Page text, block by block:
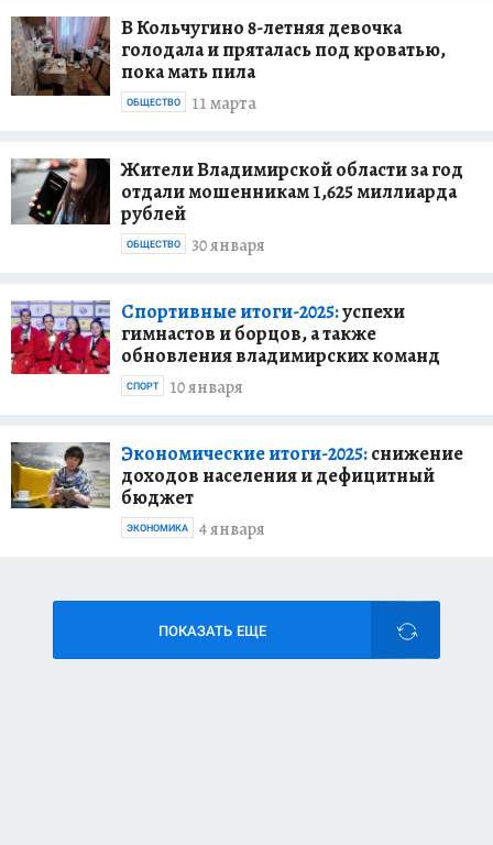
В Кольчугино 8-летняя девочка
голодала и пряталась под кроватью,
пока мать пила
11 марта
ОБЩЕСТВО
Жители Владимирской области за год
отдали мошенникам 1,625 миллиарда
рублей
30 января
ОБЩЕСТВО
Спортивные итоги-2025:успехи
гимнастов и борцов, а также
обновления владимирских команд
10 января
СПОРТ
Экономические итоги-2025:снижение
доходов населения и дефицитный
бюджет
4 января
ЭКОНОМИКА
ПОКАЗАТЬ ЕЩЕ